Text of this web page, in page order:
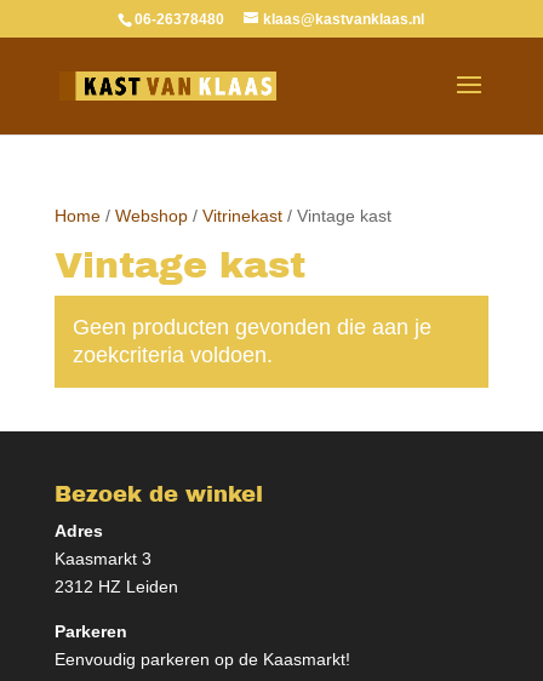
06-26378480 klaas@kastvanklaas.nl
Home/ Webshop/ Vitrinekast/ Vintage kast
Vintage kast
Geen producten gevonden die aan je
zoekcriteria voldoen.
Bezoek de winkel
Adres
Kaasmarkt 3
2312 HZ Leiden
Parkeren
Eenvoudig parkeren op de Kaasmarkt!